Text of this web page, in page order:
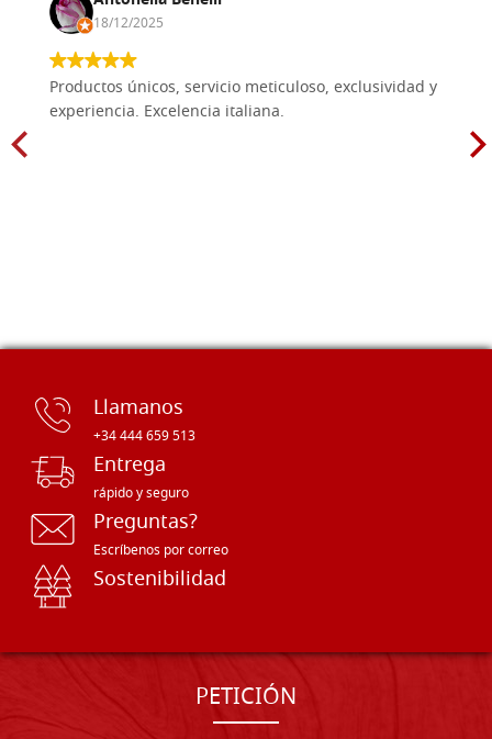
18/12/2025
Productos únicos, servicio meticuloso, exclusividad y
experiencia. Excelencia italiana.
Llamanos
+34 444 659 513
Entrega
rápido y seguro
Preguntas?
Escríbenos por correo
Sostenibilidad
PETICIÓN